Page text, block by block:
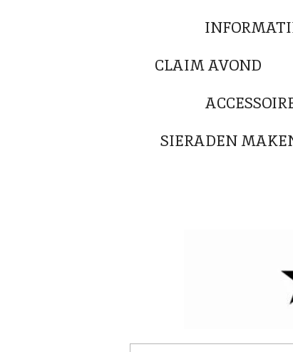
CLAIM AVOND
SIERADEN